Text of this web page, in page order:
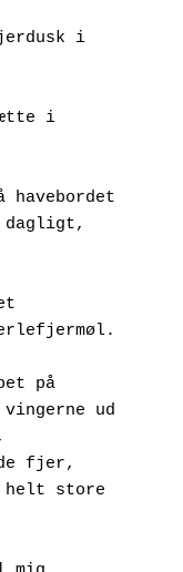
i
havebordet
dagligt,
på
vingerne ud
fjer,
helt store